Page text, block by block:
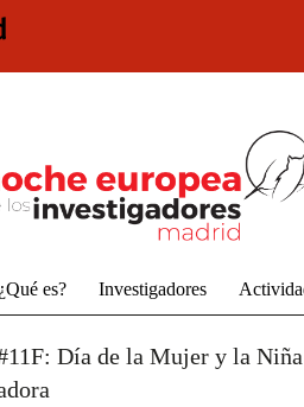
¿Qué es? Investigadores
Día de la Mujer y la